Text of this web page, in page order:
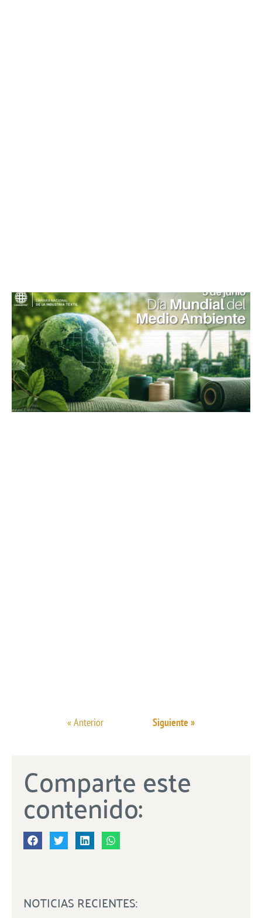
« Anterior Siguiente »
Comparte este
contenido:
NOTICIAS RECIENTES: